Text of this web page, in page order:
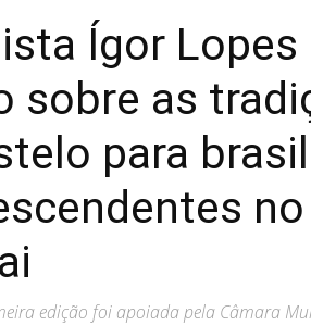
Ígor
sobre as
para
edição foi apoiada pela Câmara